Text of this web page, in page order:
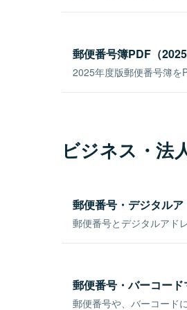
郵便番号簿PDF（2025
2025年度版郵便番号簿を
ビジネス・法
郵便番号・デジタル
郵便番号とデジタルアド
郵便番号・バーコー
郵便番号や、バーコード